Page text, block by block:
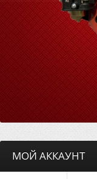
МОЙ АККАУНТ